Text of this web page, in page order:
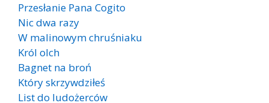
Przesłanie Pana Cogito
Nic dwa razy
W malinowym chruśniaku
Król olch
Bagnet na broń
Który skrzywdziłeś
List do ludożerców